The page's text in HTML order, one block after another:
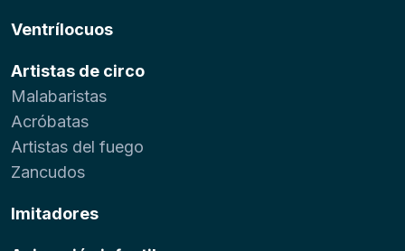
Ventrílocuos
Artistas de circo
Malabaristas
Acróbatas
Artistas del fuego
Zancudos
Imitadores